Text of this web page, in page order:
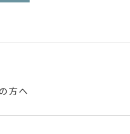
方へ